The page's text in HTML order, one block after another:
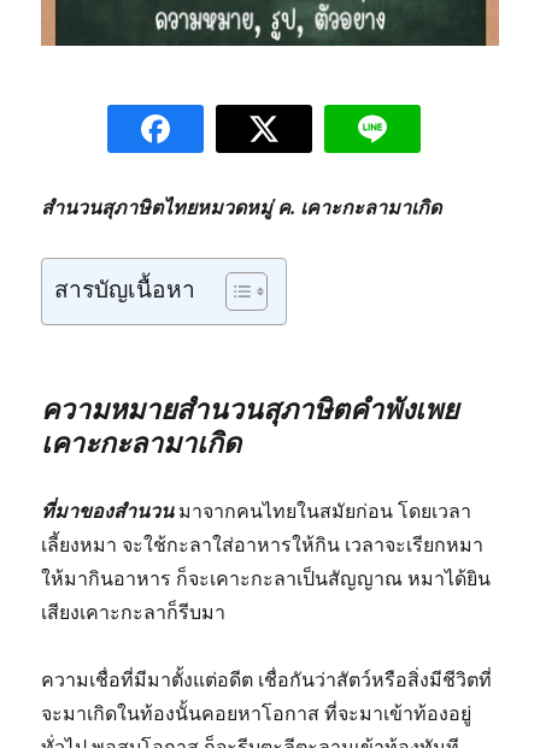
สำนวนสุภาษิตไทยหมวดหมู่ ค. เคาะกะลามาเกิด
สารบัญเนื้อหา
ความหมายสำนวนสุภาษิตคำพังเพย
เคาะกะลามาเกิด
ที่มาของสำนวนมาจากคนไทยในสมัยก่อน โดยเวลา
เลี้ยงหมา จะใช้กะลาใส่อาหารให้กิน เวลาจะเรียกหมา
ให้มากินอาหาร ก็จะเคาะกะลาเป็นสัญญาณ หมาได้ยิน
เสียงเคาะกะลาก็รีบมา
ความเชื่อที่มีมาตั้งแต่อดีต เชื่อกันว่าสัตว์หรือสิ่งมีชีวิตที่
จะมาเกิดในท้องนั้นคอยหาโอกาส ที่จะมาเข้าท้องอยู่